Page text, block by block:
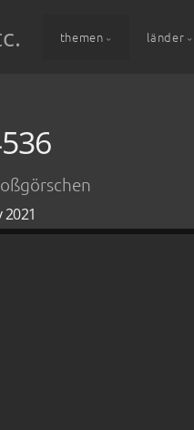
themen länder
2021